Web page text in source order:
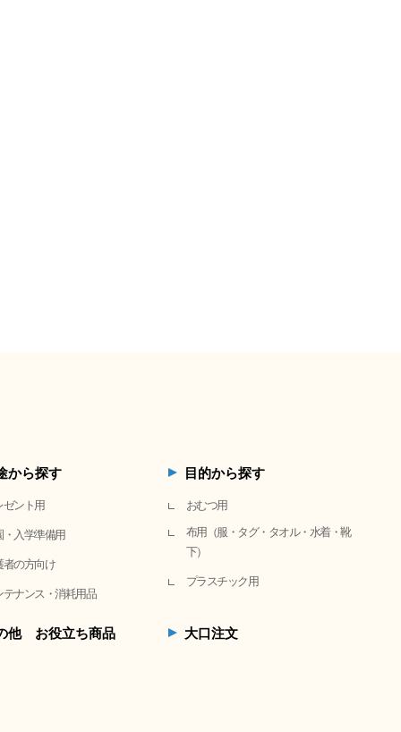
から探す
ゼント用
・入学準備用
者の方向け
テナンス・消耗用品
目的から探す
おむつ用
布用（服・タグ・タオル・水着・靴
下）
プラスチック用
他 お役立ち商品 大口注文